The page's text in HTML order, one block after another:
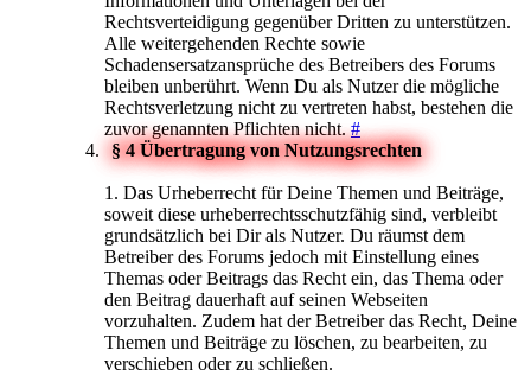
Rechtsverteidigung gegenüber Dritten zu unterstützen.
Alle weitergehenden Rechte sowie
Schadensersatzansprüche des Betreibers des Forums
bleiben unberührt. Wenn Du als Nutzer die mögliche
Rechtsverletzung nicht zu vertreten habst, bestehen die
zuvor genannten Pflichten nicht.#
§ 4 Übertragung von Nutzungsrechten
1. Das Urheberrecht für Deine Themen und Beiträge,
soweit diese urheberrechtsschutzfähig sind, verbleibt
grundsätzlich bei Dir als Nutzer. Du räumst dem
Betreiber des Forums jedoch mit Einstellung eines
Themas oder Beitrags das Recht ein, das Thema oder
den Beitrag dauerhaft auf seinen Webseiten
vorzuhalten. Zudem hat der Betreiber das Recht, Deine
Themen und Beiträge zu löschen, zu bearbeiten, zu
verschieben oder zu schließen.